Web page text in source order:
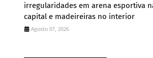
irregularidades em arena esportiva
capital e madeireiras no interior
Agosto 07, 2026